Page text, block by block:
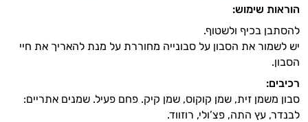
הוראות שימוש:
להסתבן בכיף ולשטוף.
יש לשמור את הסבון על סבונייה מחוררת על מנת להאריך את חיי
הסבון.
רכיבים:
סבון משמן זית, שמן קוקוס, שמן קיק. פחם פעיל. שמנים אתריים:
לבנדר, עץ התה, פצ’ולי, רוזווד.